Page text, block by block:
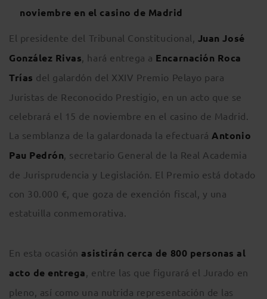
noviembre en el casino de Madrid
El presidente del Tribunal Constitucional, Juan José
González Rivas, hará entrega a Encarnación Roca
Trías del galardón del XXIV Premio Pelayo para
Juristas de Reconocido Prestigio, en un acto que se
celebrará el 15 de noviembre en el casino de Madrid.
La semblanza de la galardonada la efectuará Antonio
Pau Pedrón, secretario General de la Real Academia
de Jurisprudencia y Legislación. El Premio está dotado
con 30.000 €, que goza de exención fiscal, y una
estatuilla conmemorativa.
En esta ocasión asistirán cerca de 800 personas al
acto de entrega, entre las que figurará el Jurado en
pleno, así como una nutrida representación de las